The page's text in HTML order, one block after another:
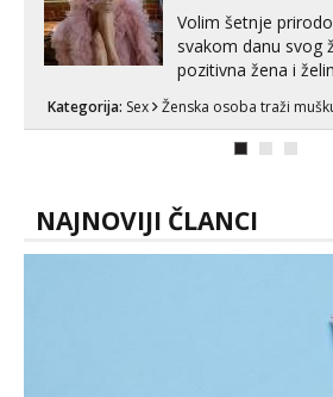
Volim šetnje
svakom danu svog
pozitivna žena i
može i nešto
ispod i nadji me
Kategorija: Sex Ženska osoba traži
NAJNOVIJI ČLANCI